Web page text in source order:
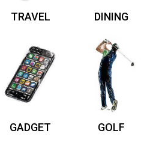
TRAVEL DINING
GADGET GOLF